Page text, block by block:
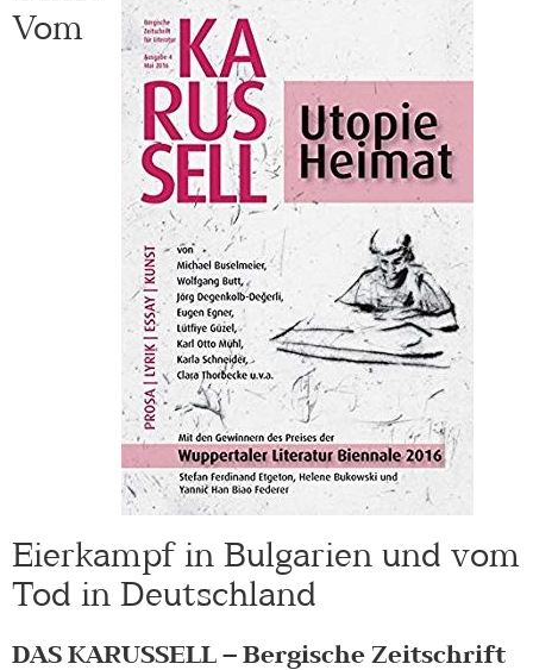
Vom
Eierkampf in Bulgarien und vom
Tod in Deutschland
DAS KARUSSELL – Bergische Zeitschrift